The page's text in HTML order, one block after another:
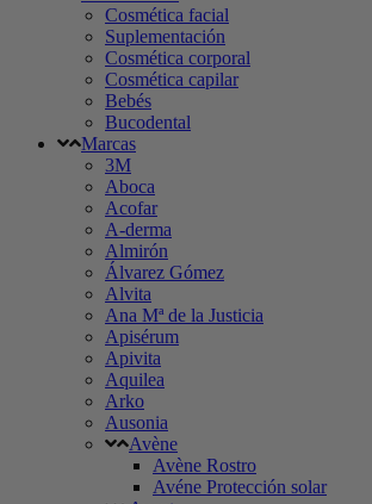
Cosmética facial
Suplementación
Cosmética corporal
Cosmética capilar
Bebés
Bucodental
Marcas
3M
Aboca
Acofar
A-derma
Almirón
Álvarez Gómez
Alvita
Ana Mª de la Justicia
Apisérum
Apivita
Aquilea
Arko
Ausonia
Avène
Avène Rostro
Avéne Protección solar